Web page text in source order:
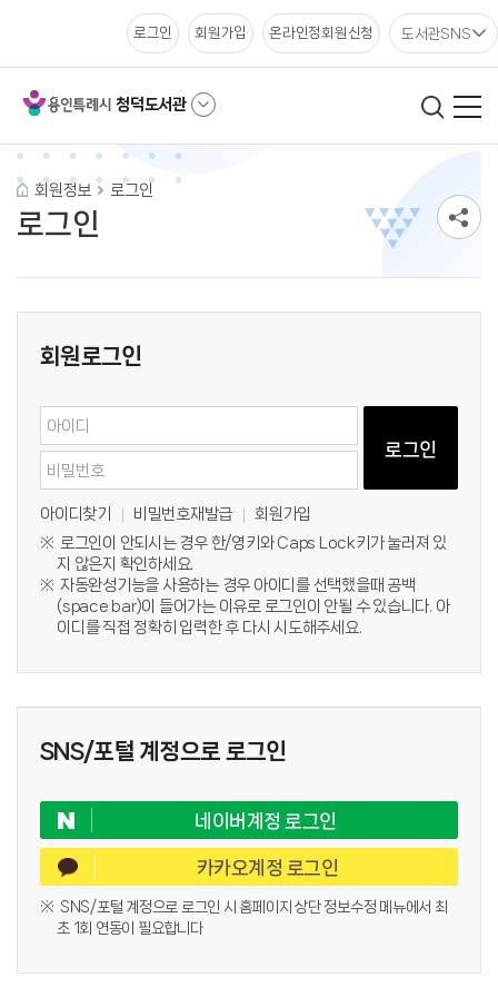
청덕도서관
로그인 회원가입 온라인정회원신청 도서관SNS
회원정보 로그인
로그인
회원로그인
로그인
아이디찾기 비밀번호재발급
회원가입
로그인이 안되시는 경우 한/영키와 Caps Lock키가 눌러져 있
지 않은지 확인하세요.
자동완성기능을 사용하는 경우 아이디를 선택했을때 공백
(space bar)이 들어가는 이유로 로그인이 안될 수 있습니다. 아
이디를 직접 정확히 입력한 후 다시 시도해주세요.
SNS/포털 계정으로 로그인
네이버계정 로그인
카카오계정 로그인
SNS/포털 계정으로 로그인 시 홈페이지 상단 정보수정 메뉴에서 최
초 1회 연동이 필요합니다